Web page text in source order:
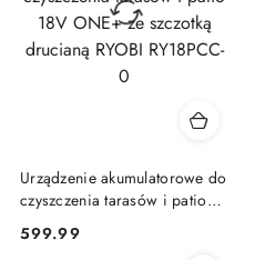
Urządzenie akumulatorowe do
czyszczenia tarasów i patio
drucianą RYOBI RY18PCC-0
Cena:
599.99